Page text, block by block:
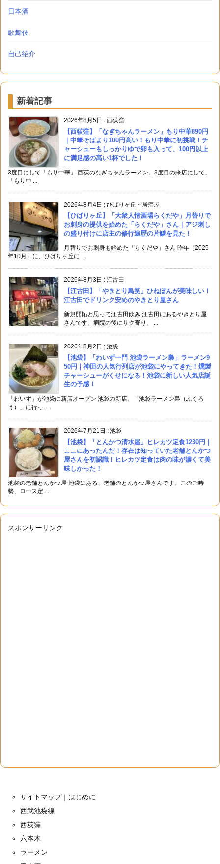
日本酒
歌舞伎
自己紹介
新着記事
2026年8月5日 : 西荻窪
【西荻窪】「なぎちゃんラーメン」もり中華890円
｜中華そばより100円高い！もり中華に初挑戦！チ
ャーシューもしっかりゆで卵も入って、100円以上
に満足感の高い1杯でした！
3度目にして「もり中華」 西荻のなぎちゃんラーメン。3度目の来店にして、
「もり中 ...
2026年8月4日 : ひばりヶ丘・居酒屋
【ひばりヶ丘】「大衆人情酒場らくだや」月替りで
お刺身の提供を始めた「らくだや」さん｜アジ刺し
の盛り付けに店主の修行遍歴の片鱗を見た！
月替りでお刺身も始めた「らくだや」さん 昨年（2025
年10月）に、ひばりヶ丘に ...
2026年8月3日 : 江古田
【江古田】「やきとり鳥笑」ひねぽんが美味しい！
江古田でドリンク安めのやきとり屋さん
新規開拓と思って江古田飲み 江古田にあるやきとり屋
さんです。病院の後にサク寄り。 ...
2026年8月2日 : 池袋
【池袋】「わいず一門 池袋ラーメン梟」ラーメン9
50円｜神田の人気行列店が池袋にやってきた！燻製
チャーシューがくせになる！池袋に新しい人気店誕
生の予感！
「わいず」が池袋に新店オープン 池袋の新店、「池袋ラーメン梟（ふくろ
う）」に行っ ...
2026年7月21日 : 池袋
【池袋】「とんかつ清水屋」ヒレカツ定食1230円｜
ここにあったんだ！存在は知っていた老舗とんかつ
屋さんを初認識！ヒレカツ定食は肉の味が濃くて美
味しかった！
池袋の老舗とんかつ屋 池袋にある、老舗のとんかつ屋さんです。このご時
勢、ロース定 ...
スポンサーリンク
サイトマップ｜はじめに
西武池袋線
西荻窪
六本木
ラーメン